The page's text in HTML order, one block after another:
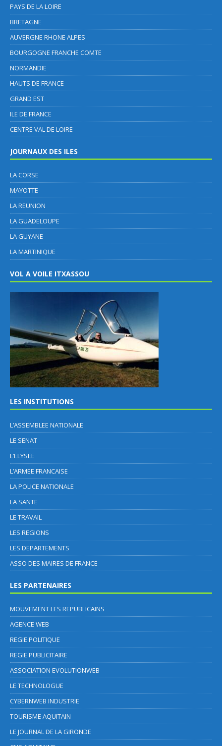
PAYS DE LA LOIRE
BRETAGNE
AUVERGNE RHONE ALPES
BOURGOGNE FRANCHE COMTE
NORMANDIE
HAUTS DE FRANCE
GRAND EST
ILE DE FRANCE
CENTRE VAL DE LOIRE
JOURNAUX DES ILES
LA CORSE
MAYOTTE
LA REUNION
LA GUADELOUPE
LA GUYANE
LA MARTINIQUE
VOL A VOILE ITXASSOU
LES INSTITUTIONS
L’ASSEMBLEE NATIONALE
LE SENAT
L’ELYSEE
L’ARMEE FRANCAISE
LA POLICE NATIONALE
LA SANTE
LE TRAVAIL
LES REGIONS
LES DEPARTEMENTS
ASSO DES MAIRES DE FRANCE
LES PARTENAIRES
MOUVEMENT LES REPUBLICAINS
AGENCE WEB
REGIE POLITIQUE
REGIE PUBLICITAIRE
ASSOCIATION EVOLUTIONWEB
LE TECHNOLOGUE
CYBERNWEB INDUSTRIE
TOURISME AQUITAIN
LE JOURNAL DE LA GIRONDE